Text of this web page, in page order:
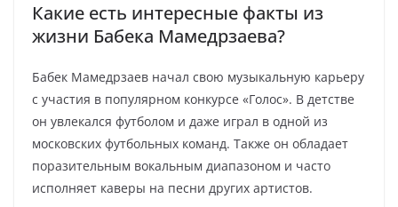
Какие есть интересные факты из
жизни Бабека Мамедрзаева?
Бабек Мамедрзаев начал свою музыкальную карьеру
с участия в популярном конкурсе «Голос». В детстве
он увлекался футболом и даже играл в одной из
московских футбольных команд. Также он обладает
поразительным вокальным диапазоном и часто
исполняет каверы на песни других артистов.